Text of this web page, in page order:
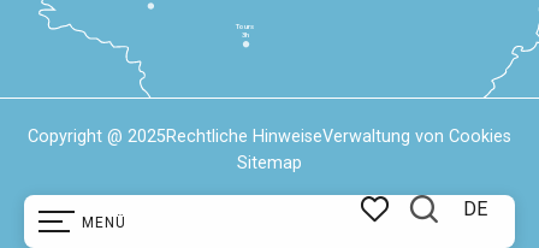
MENÜ
DE
Tours
3h
Copyright @ 2025Rechtliche HinweiseVerwaltung von Cookies
Sitemap